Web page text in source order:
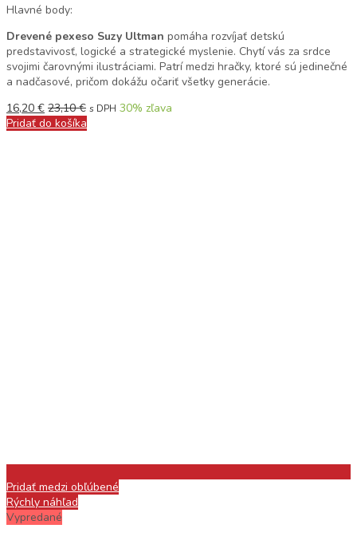
Hlavné body:
Drevené pexeso Suzy Ultman pomáha rozvíjať detskú
predstavivosť, logické a strategické myslenie. Chytí vás za srdce
svojimi čarovnými ilustráciami. Patrí medzi hračky, ktoré sú jedinečné
a nadčasové, pričom dokážu očariť všetky generácie.
16,20 € 23,10€ s DPH 30% zľava
Pridať do košíka
Pridať medzi obľúbené
Rýchly náhľad
Vypredané